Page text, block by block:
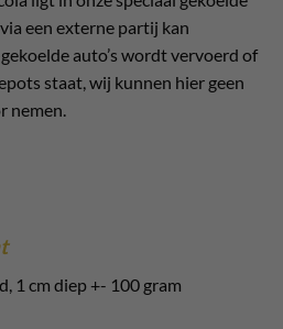
een externe partij kan
auto’s wordt vervoerd of
staat, wij kunnen hier geen
nemen.
1 cm diep +- 100 gram